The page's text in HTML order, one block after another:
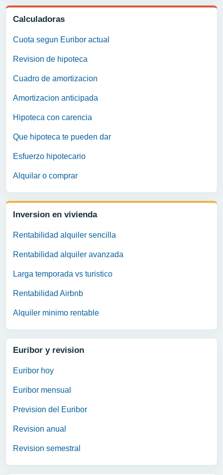
Calculadoras
Cuota segun Euribor actual
Revision de hipoteca
Cuadro de amortizacion
Amortizacion anticipada
Hipoteca con carencia
Que hipoteca te pueden dar
Esfuerzo hipotecario
Alquilar o comprar
Inversion en vivienda
Rentabilidad alquiler sencilla
Rentabilidad alquiler avanzada
Larga temporada vs turistico
Rentabilidad Airbnb
Alquiler minimo rentable
Euribor y revision
Euribor hoy
Euribor mensual
Prevision del Euribor
Revision anual
Revision semestral